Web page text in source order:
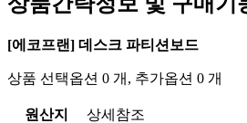
[에코프랜] 데스크 파티션보드
상품 선택옵션 0 개, 추가옵션 0 개
원산지
상세참조